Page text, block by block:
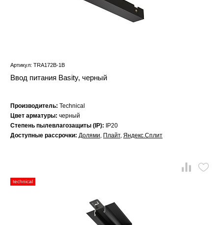
Артикул: TRA172B-1B
Ввод питания Basity, черный
Производитель: Technical
Цвет арматуры: черный
Степень пылевлагозащиты (IP):
IP20
Доступные рассрочки: Долями, Плайт, Яндекс.Сплит
technical